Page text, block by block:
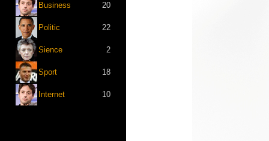
Business 20
Politic 22
Sience 2
Sport 18
Internet 10